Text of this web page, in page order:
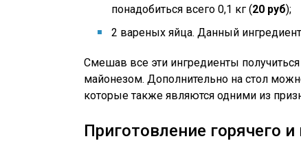
понадобиться всего 0,1 кг (20 руб);
2 вареных яйца. Данный
Смешав все эти ингредиенты
майонезом. Дополнительно на стол
которые также являются одними из
Приготовление горячего